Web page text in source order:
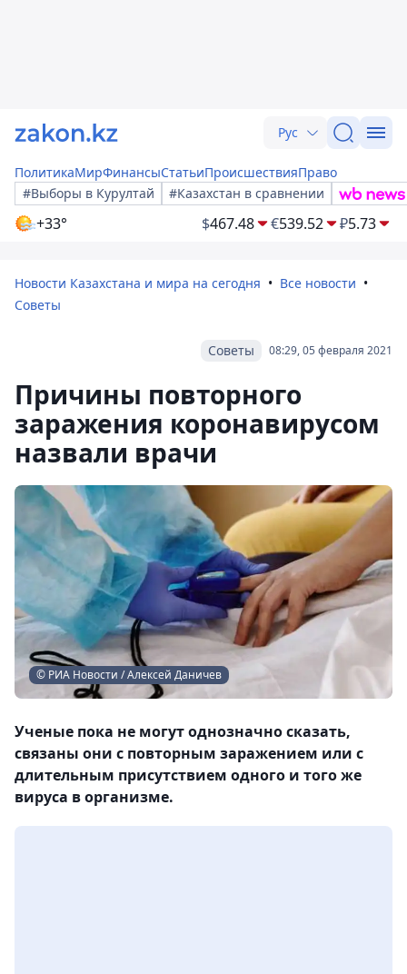
Рус
ПолитикаМирФинансыСтатьиПроисшествияПраво
#Выборы в Курултай
#Казахстан в сравнении
+33° $467.48 €539.52 ₽5.73
Новости Казахстана и мира на сегодня
Все новости
Советы
08:29, 05 февраля 2021
Советы
Причины повторного
заражения коронавирусом
назвали врачи
© РИА Новости / Алексей Даничев
Ученые пока не могут однозначно сказать,
связаны они с повторным заражением или с
длительным присутствием одного и того же
вируса в организме.